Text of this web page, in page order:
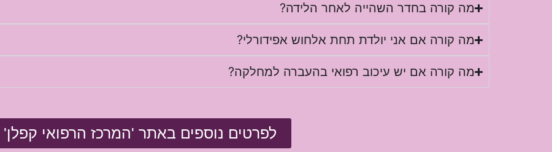
מה קורה בחדר השהייה לאחר הלידה?
מה קורה אם אני יולדת תחת אלחוש אפידורלי?
מה קורה אם יש עיכוב רפואי בהעברה למחלקה?
לפרטים נוספים באתר 'המרכז הרפואי קפלן'